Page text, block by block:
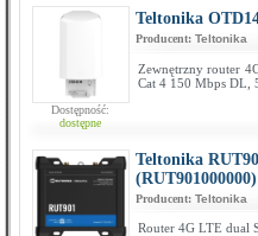
Dostępność:
dostępne
Teltonika
Producent: Teltonika
Zewnętrzny router
Cat 4 150 Mbps DL,
Teltonika
(RUT901000000)
Producent: Teltonika
Router 4G LTE dual